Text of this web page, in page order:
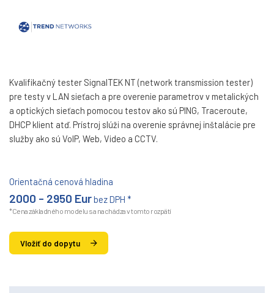
Kvalifikačný tester SignalTEK NT (network transmission tester)
pre testy v LAN sieťach a pre overenie parametrov v metalických
a optických sieťach pomocou testov ako sú PING, Traceroute,
DHCP klient atď. Prístroj slúži na overenie správnej inštalácie pre
služby ako sú VoIP, Web, Video a CCTV.
Orientačná cenová hladina
2000 - 2950 Eurbez DPH *
*Cena základného modelu sa nachádza v tomto rozpätí
Vložiť do dopytu